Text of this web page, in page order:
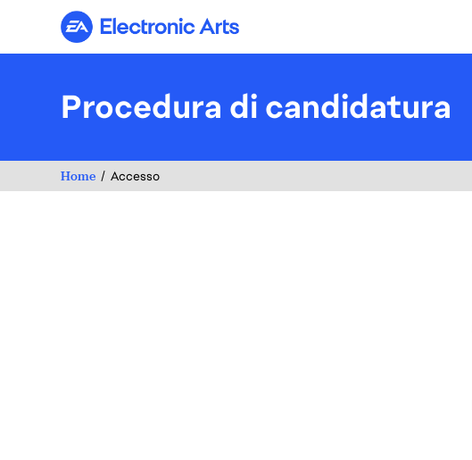
Electronic Arts
Procedura di candidatura
Home Accesso